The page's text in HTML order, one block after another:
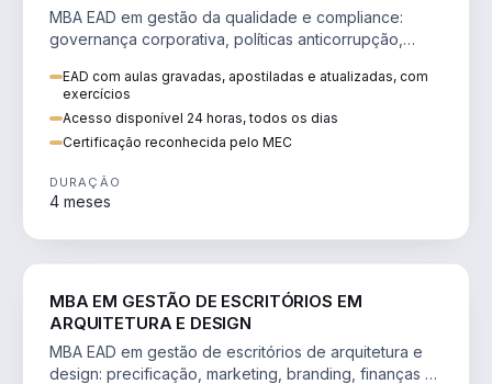
MBA EAD em gestão da qualidade e compliance:
governança corporativa, políticas anticorrupção,
EAD com aulas gravadas, apostiladas e atualizadas, com
exercícios
Acesso disponível 24 horas, todos os dias
Certificação reconhecida pelo MEC
DURAÇÃO
4 meses
MBA EM GESTÃO DE ESCRITÓRIOS EM
ARQUITETURA E DESIGN
MBA EAD em gestão de escritórios de arquitetura e
design: precificação, marketing, branding, finanças e